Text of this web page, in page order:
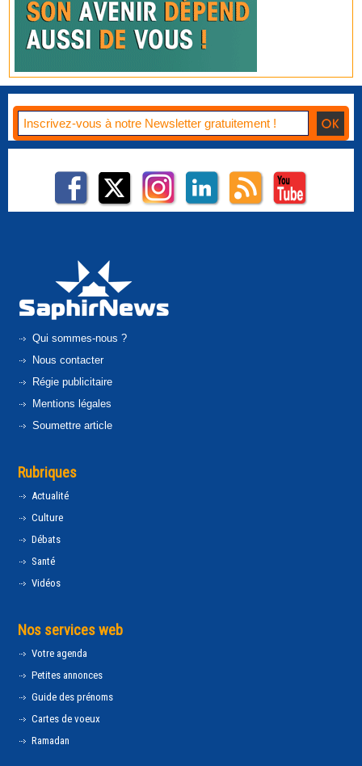
Qui sommes-nous ?
Nous contacter
Régie publicitaire
Mentions légales
Soumettre article
Rubriques
Actualité
Culture
Débats
Santé
Vidéos
Nos services web
Votre agenda
Petites annonces
Guide des prénoms
Cartes de voeux
Ramadan